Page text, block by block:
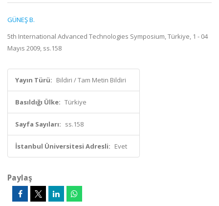
GÜNEŞ B.
5th International Advanced Technologies Symposium, Türkiye, 1 - 04
Mayıs 2009, ss.158
Yayın Türü: Bildiri / Tam Metin Bildiri
Basıldığı Ülke: Türkiye
Sayfa Sayıları: ss.158
İstanbul Üniversitesi Adresli: Evet
Paylaş